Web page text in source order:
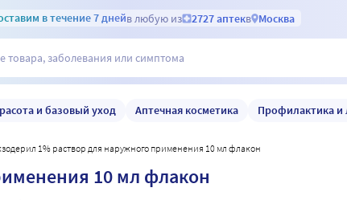
в течение 7 днейв любую из 2727 аптекв Москва
и базовый уход Аптечная косметика Профилактика и
1% раствор для наружного применения 10 мл флакон
10 мл флакон